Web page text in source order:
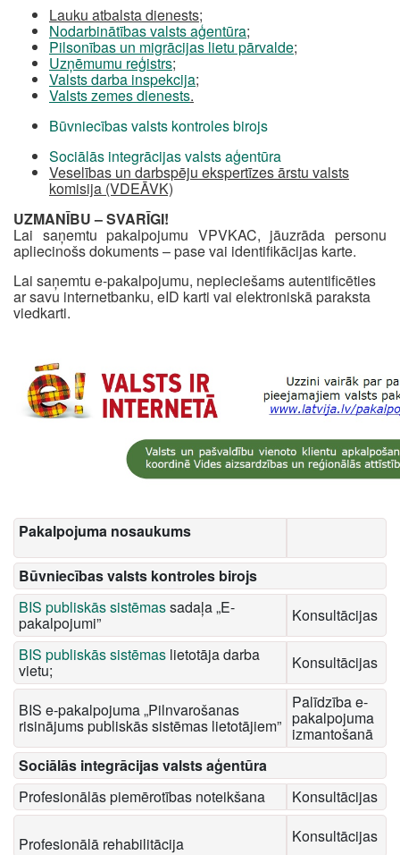
Lauku atbalsta dienests;
Nodarbinātības valsts aģentūra;
Pilsonības un migrācijas lietu pārvalde;
Uzņēmumu reģistrs;
Valsts darba inspekcija;
Valsts zemes dienests.
Būvniecības valsts kontroles birojs
Sociālās integrācijas valsts aģentūra
Veselības un darbspēju ekspertīzes ārstu valsts
komisija (VDEĀVK)
UZMANĪBU – SVARĪGI!
Lai saņemtu pakalpojumu VPVKAC, jāuzrāda personu
apliecinošs dokuments – pase vai identifikācijas karte.
Lai saņemtu e-pakalpojumu, nepieciešams autentificēties
ar savu internetbanku, eID karti vai elektroniskā paraksta
viedkarti.
Pakalpojuma nosaukums
Būvniecības valsts kontroles birojs
BIS publiskās sistēmassadaļa „E-
pakalpojumi”
Konsultācijas
BIS publiskās sistēmas lietotāja darba
vietu; Konsultācijas
BIS e-pakalpojuma „Pilnvarošanas
risinājums publiskās sistēmas lietotājiem”
Palīdzība e-
pakalpojuma
izmantošanā
Sociālās integrācijas valsts aģentūra
Profesionālās piemērotības noteikšana
Konsultācijas
Profesionālā rehabilitācija
Konsultācijas